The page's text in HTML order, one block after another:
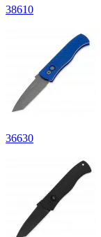
38610
36630